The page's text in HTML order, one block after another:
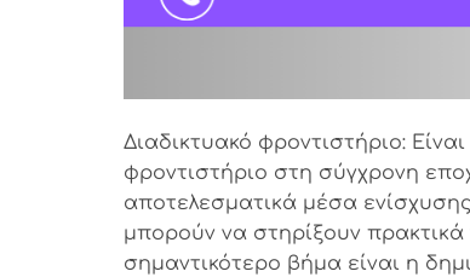
Διαδικτυακό φροντιστήριο:
φροντιστήριο στη σύγχρονη
αποτελεσματικά μέσα
μπορούν να στηρίξουν
σημαντικότερο βήμα είναι η